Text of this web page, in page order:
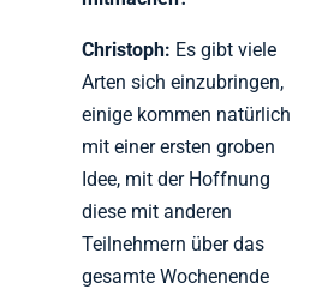
Christoph: Es gibt viele
Arten sich einzubringen,
einige kommen natürlich
mit einer ersten groben
Idee, mit der Hoffnung
diese mit anderen
Teilnehmern über das
gesamte Wochenende